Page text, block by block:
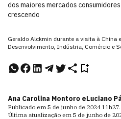
dos maiores mercados
crescendo
Geraldo Alckmin durante a visita à China
Desenvolvimento, Indústria, Comércio e
Ana Carolina Montoro eLuciano
Publicado em 5 de junho de 2024 11h27.
Última atualização em 5 de junho de